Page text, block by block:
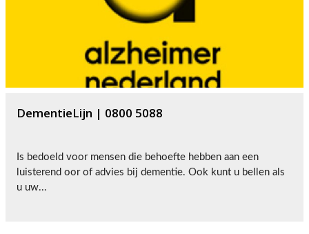
DementieLijn | 0800 5088
Is bedoeld voor mensen die behoefte hebben aan een
luisterend oor of advies bij dementie. Ook kunt u bellen als
u uw...